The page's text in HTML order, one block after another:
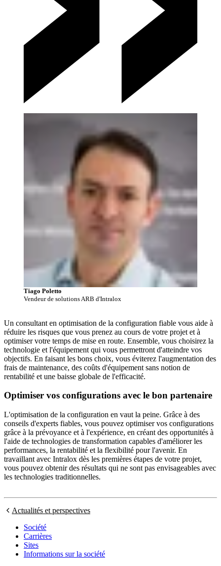
Tiago Poletto
Vendeur de solutions ARB d'Intralox
Un consultant en optimisation de la configuration fiable vous aide à
réduire les risques que vous prenez au cours de votre projet et à
optimiser votre temps de mise en route. Ensemble, vous choisirez la
technologie et l'équipement qui vous permettront d'atteindre vos
objectifs. En faisant les bons choix, vous éviterez l'augmentation des
frais de maintenance, des coûts d'équipement sans notion de
rentabilité et une baisse globale de l'efficacité.
Optimiser vos configurations avec le bon partenaire
L'optimisation de la configuration en vaut la peine. Grâce à des
conseils d'experts fiables, vous pouvez optimiser vos configurations
grâce à la prévoyance et à l'expérience, en créant des opportunités à
l'aide de technologies de transformation capables d'améliorer les
performances, la rentabilité et la flexibilité pour l'avenir. En
travaillant avec Intralox dès les premières étapes de votre projet,
vous pouvez obtenir des résultats qui ne sont pas envisageables avec
les technologies traditionnelles.
Actualités et perspectives
Société
Carrières
Sites
Informations sur la société